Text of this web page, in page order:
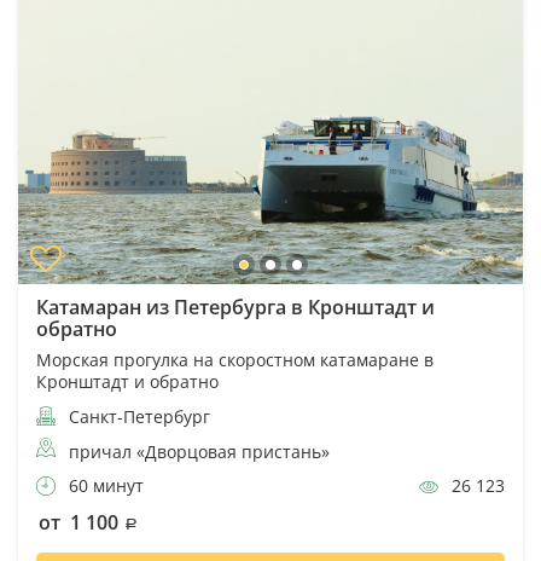
Катамаран из Петербурга в Кронштадт и
обратно
Морская прогулка на скоростном катамаране в
Кронштадт и обратно
Санкт-Петербург
причал «Дворцовая пристань»
60 минут
26 123
от 1 100